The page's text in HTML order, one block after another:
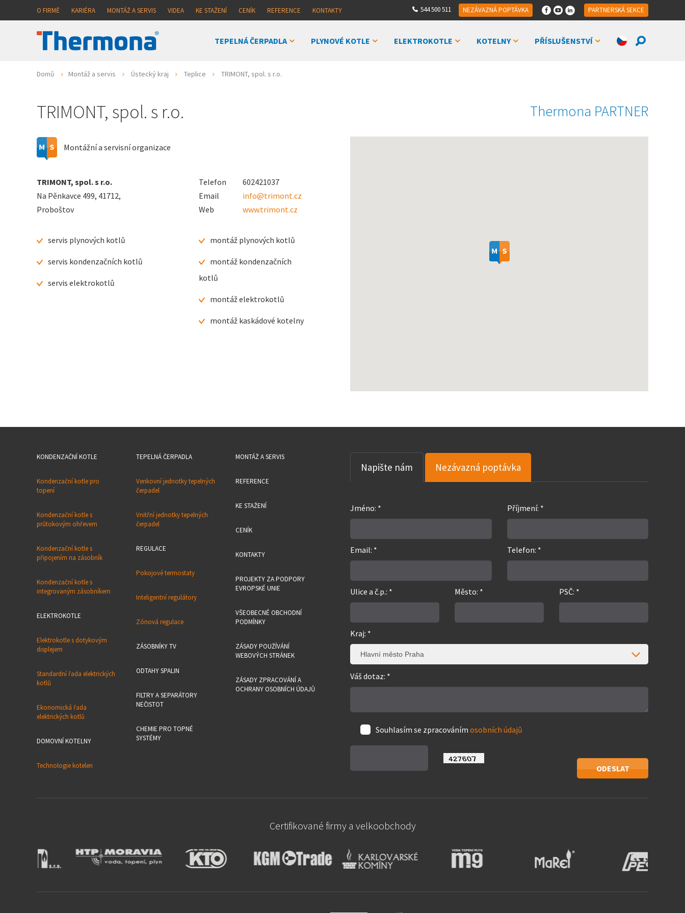
O FIRMĚ KARIÉRA MONTÁŽ A SERVIS VIDEA KE STAŽENÍ CENÍK REFERENCE KONTAKTY 544 500 511 NEZÁVAZNÁ POPTÁVKA PARTNERSKÁ SEKCE
TEPELNÁ ČERPADLA PLYNOVÉ KOTLE ELEKTROKOTLE KOTELNY PŘÍSLUŠENSTVÍ
Domů Montáž a servis Ústecký kraj Teplice TRIMONT, spol. s r.o.
TRIMONT, spol. s r.o.
Montážní a servisní organizace
TRIMONT, spol. s r.o.
Na Pěnkavce 499, 41712,
Proboštov
Telefon
602421037
Email
info@trimont.cz
Web
www.trimont.cz
servis plynových kotlů
servis kondenzačních kotlů
servis elektrokotlů
montáž plynových kotlů
montáž kondenzačních
kotlů
montáž elektrokotlů
montáž kaskádové kotelny
Thermona PARTNER
KONDENZAČNÍ KOTLE
Kondenzační kotle pro
topení
Kondenzační kotle s
průtokovým ohřevem
Kondenzační kotle s
připojením na zásobník
Kondenzační kotle s
integrovaným zásobníkem
ELEKTROKOTLE
Elektrokotle s dotykovým
displejem
Standardní řada elektrických
kotlů
Ekonomická řada
elektrických kotlů
DOMOVNÍ KOTELNY
Technologie kotelen
TEPELNÁ ČERPADLA
Venkovní jednotky tepelných
čerpadel
Vnitřní jednotky tepelných
čerpadel
REGULACE
Pokojové termostaty
Inteligentní regulátory
Zónová regulace
ZÁSOBNÍKY TV
ODTAHY SPALIN
FILTRY A SEPARÁTORY
NEČISTOT
CHEMIE PRO TOPNÉ
SYSTÉMY
MONTÁŽ A SERVIS
REFERENCE
KE STAŽENÍ
CENÍK
KONTAKTY
PROJEKTY ZA PODPORY
EVROPSKÉ UNIE
VŠEOBECNÉ OBCHODNÍ
PODMÍNKY
ZÁSADY POUŽÍVÁNÍ
WEBOVÝCH STRÁNEK
ZÁSADY ZPRACOVÁNÍ A
OCHRANY OSOBNÍCH ÚDAJŮ
Napište nám Nezávazná poptávka
Jméno: * Příjmení: *
Email: * Telefon: *
Ulice a č.p.: * Město: * PSČ: *
Kraj: *
Hlavní město Praha
Váš dotaz: *
Souhlasím se zpracováním osobních údajů
Certifikované firmy a velkoobchody